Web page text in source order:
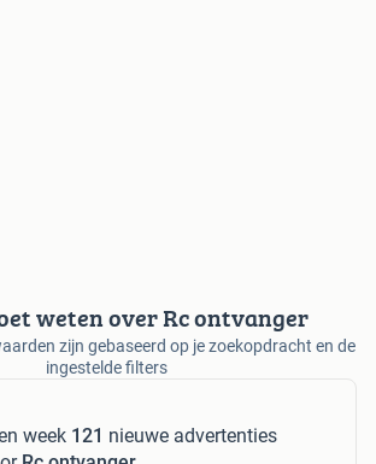
weten over Rc ontvanger
zijn gebaseerd op je zoekopdracht en de
ingestelde filters
week 121 nieuwe advertenties